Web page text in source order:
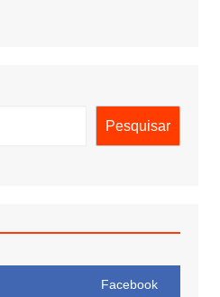
Pesquisar
Facebook